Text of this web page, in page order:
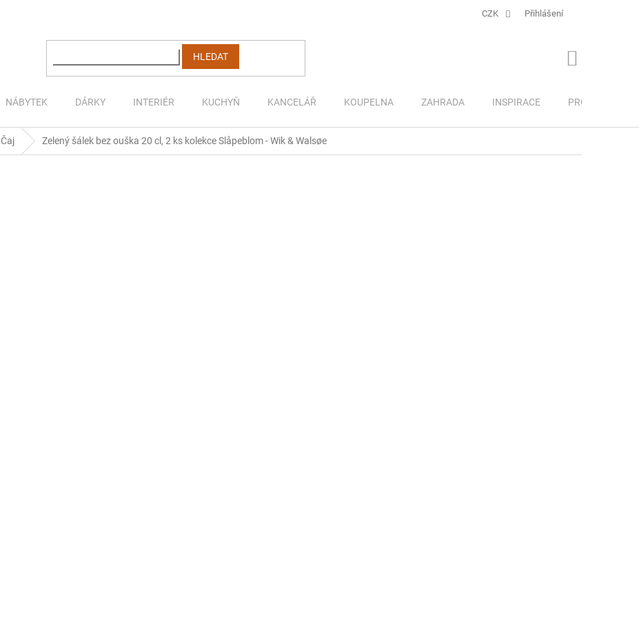
CZK Přihlášení
HLEDAT
NÁBYTEK DÁRKY INTERIÉR KUCHYŇ KANCELÁŘ KOUPELNA ZAHRADA INSPIRACE PRO DĚTI
Čaj Zelený šálek bez ouška 20 cl, 2 ks kolekce Slåpeblom - Wik & Walsøe